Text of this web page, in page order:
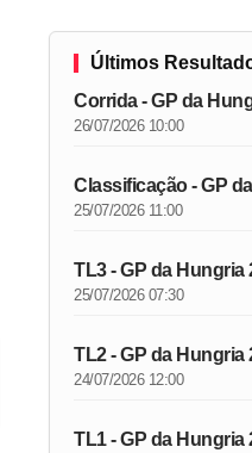
Últimos
Corrida - GP da
26/07/2026 10:00
Classificação - GP
25/07/2026 11:00
TL3 - GP da Hungria
25/07/2026 07:30
TL2 - GP da Hungria
24/07/2026 12:00
TL1 - GP da Hungria